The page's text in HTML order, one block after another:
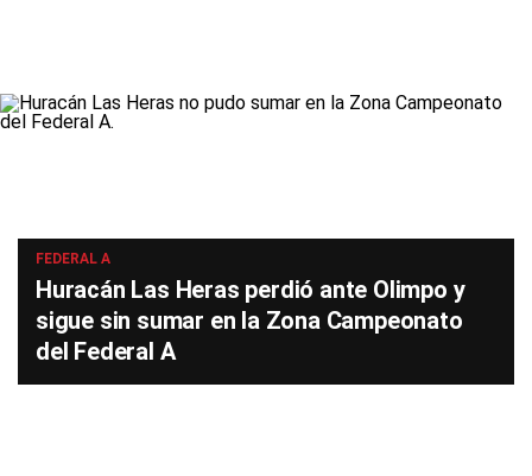
FEDERAL A
Huracán Las Heras perdió ante Olimpo y
sigue sin sumar en la Zona Campeonato
del Federal A